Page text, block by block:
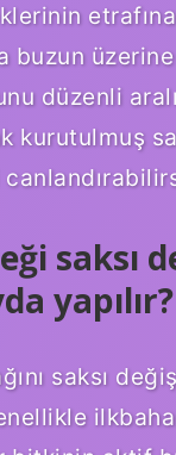
buzun
düzenli
kurutulmuş
saksı
yapılır?
saksı